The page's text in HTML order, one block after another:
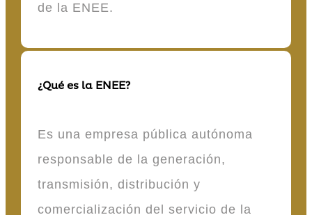
de la ENEE.
¿Qué es la ENEE?
Es una empresa pública autónoma
responsable de la generación,
transmisión, distribución y
comercialización del servicio de la